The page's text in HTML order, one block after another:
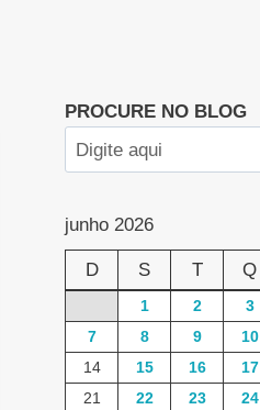
PROCURE NO BLOG
junho 2026
D S T Q
1 2 3
7
8 9 10
14
15 16 17
21
22 23 24